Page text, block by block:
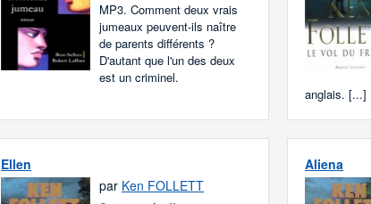
MP3. Comment deux vrais
jumeaux peuvent-ils naître
de parents différents ?
D'autant que l'un des deux
est un criminel.
anglais. [...]
Ellen
par Ken FOLLETT
Aliena